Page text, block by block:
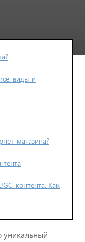
виды и
магазина?
контента. Как
уникальный